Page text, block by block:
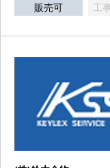
販売可 工